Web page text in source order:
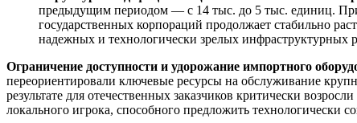
предыдущим периодом — с 14 тыс. до 5 тыс. единиц.
государственных корпораций продолжает стабильно
надежных и технологически зрелых инфраструктурных
Ограничение доступности и удорожание импортного
переориентировали ключевые ресурсы на обслуживание
результате для отечественных заказчиков критически
локального игрока, способного предложить